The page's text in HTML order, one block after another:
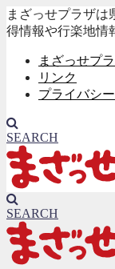
まざっせプラザは
得情報や行楽地情
まざっせプ
リンク
プライバシ
SEARCH
SEARCH